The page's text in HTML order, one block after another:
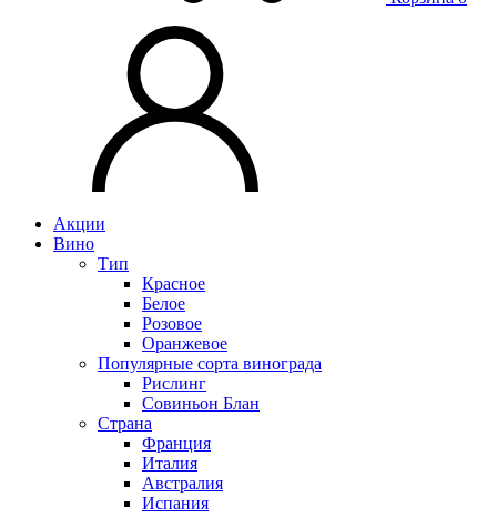
Акции
Вино
Тип
Красное
Белое
Розовое
Оранжевое
Популярные сорта винограда
Рислинг
Совиньон Блан
Страна
Франция
Италия
Австралия
Испания